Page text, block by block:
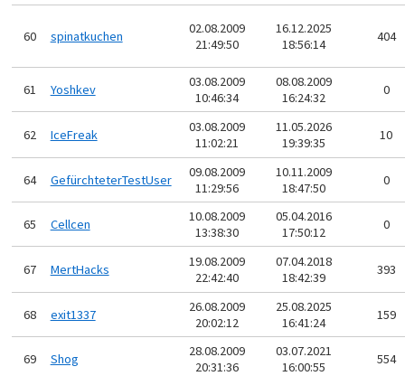
60 spinatkuchen
02.08.2009
21:49:50
16.12.2025
18:56:14
404
61 Yoshkev
03.08.2009
10:46:34
08.08.2009
16:24:32
0
62 IceFreak
03.08.2009
11:02:21
11.05.2026
19:39:35
10
64 GefürchteterTestUser
09.08.2009
11:29:56
10.11.2009
18:47:50
0
65 Cellcen
10.08.2009
13:38:30
05.04.2016
17:50:12
0
67 MertHacks
19.08.2009
22:42:40
07.04.2018
18:42:39
393
68 exit1337
26.08.2009
20:02:12
25.08.2025
16:41:24
159
69 Shog
28.08.2009
20:31:36
03.07.2021
16:00:55
554